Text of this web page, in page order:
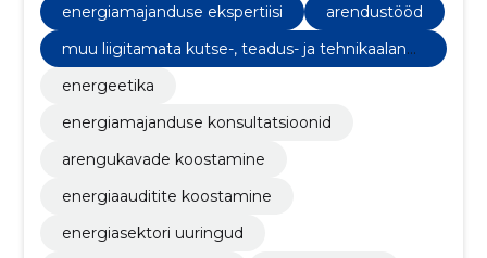
energiamajanduse ekspertiisi
arendustööd
muu liigitamata kutse-, teadus- ja tehnikaalane
tegevus
energeetika
energiamajanduse konsultatsioonid
arengukavade koostamine
energiaauditite koostamine
energiasektori uuringud